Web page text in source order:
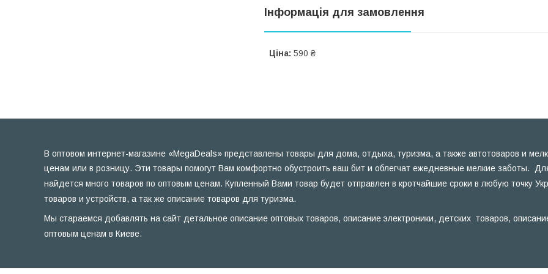
Інформація для замовлення
Ціна: 590 ₴
В оптовом интернет-магазине «MegaDeals» представлены товары для дома, отдыха, туризма, а также автотоваров и
ценам или в розницу. Эти товары помогут Вам комфортно обустроить ваш бит и облегчат ежедневные мелкие заботы.
найдется много товаров по оптовым ценам. Купленный Вами товар будет отправлен в кротчайшие сроки в любую точку
товаров и устройств, а так же описание товаров для туризма.
Мы стараемся добавлять на сайт детальное описание оптовых товаров, описание электроники, детских товаров,
оптовым ценам в Киеве.